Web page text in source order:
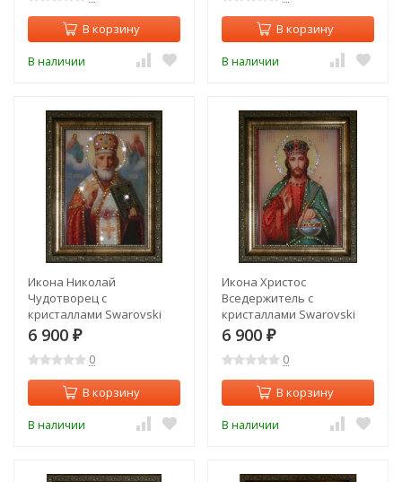
В корзину
В наличии
В корзину
В наличии
Икона Николай
Чудотворец с
кристаллами Swarovski
(1366)
6 900 ₽
0
В корзину
В наличии
Икона Христос
Вседержитель с
кристаллами Swarovski
(1364)
6 900 ₽
0
В корзину
В наличии